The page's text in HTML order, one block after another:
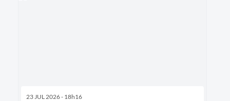
23 JUL 2026 - 18h16